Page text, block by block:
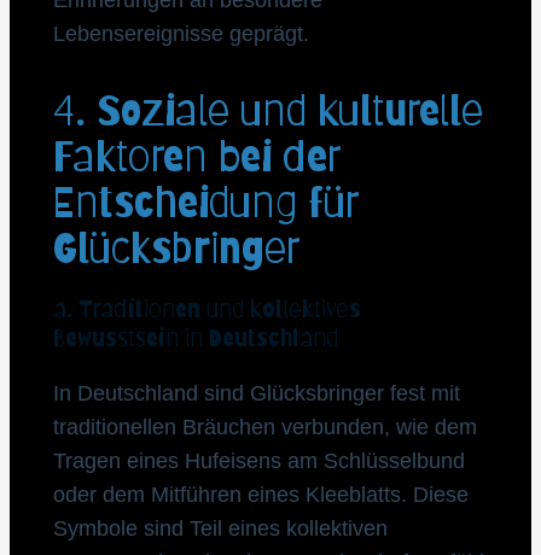
Lebensereignisse geprägt.
4. Soziale und kulturelle
Faktoren bei der
Entscheidung für
Glücksbringer
a. Traditionen und kollektives
Bewusstsein in Deutschland
In Deutschland sind Glücksbringer fest mit
traditionellen Bräuchen verbunden, wie dem
Tragen eines Hufeisens am Schlüsselbund
oder dem Mitführen eines Kleeblatts. Diese
Symbole sind Teil eines kollektiven